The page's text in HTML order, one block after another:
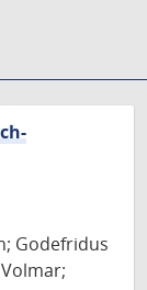
Godefridus